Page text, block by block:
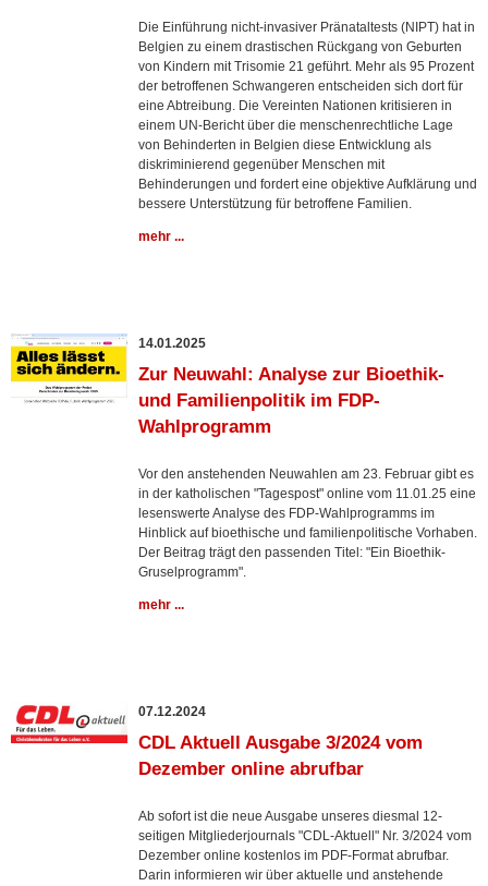
Die Einführung nicht-invasiver Pränataltests (NIPT) hat in
Belgien zu einem drastischen Rückgang von Geburten
von Kindern mit Trisomie 21 geführt. Mehr als 95 Prozent
der betroffenen Schwangeren entscheiden sich dort für
eine Abtreibung. Die Vereinten Nationen kritisieren in
einem UN-Bericht über die menschenrechtliche Lage
von Behinderten in Belgien diese Entwicklung als
diskriminierend gegenüber Menschen mit
Behinderungen und fordert eine objektive Aufklärung und
bessere Unterstützung für betroffene Familien.
mehr ...
14.01.2025
Zur Neuwahl: Analyse zur Bioethik-
und Familienpolitik im FDP-
Wahlprogramm
Vor den anstehenden Neuwahlen am 23. Februar gibt es
in der katholischen "Tagespost" online vom 11.01.25 eine
lesenswerte Analyse des FDP-Wahlprogramms im
Hinblick auf bioethische und familienpolitische Vorhaben.
Der Beitrag trägt den passenden Titel: "Ein Bioethik-
Gruselprogramm".
mehr ...
07.12.2024
CDL Aktuell Ausgabe 3/2024 vom
Dezember online abrufbar
Ab sofort ist die neue Ausgabe unseres diesmal 12-
seitigen Mitgliederjournals "CDL-Aktuell" Nr. 3/2024 vom
Dezember online kostenlos im PDF-Format abrufbar.
Darin informieren wir über aktuelle und anstehende